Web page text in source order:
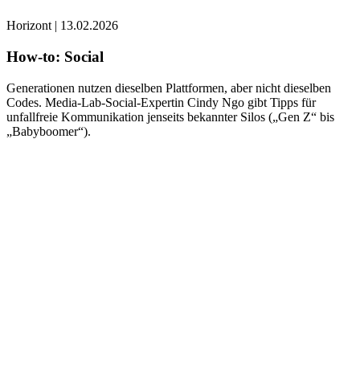
Horizont | 13.02.2026
How-to: Social
Generationen nutzen dieselben Plattformen, aber nicht dieselben
Codes. Media-Lab-Social-Expertin Cindy Ngo gibt Tipps für
unfallfreie Kommunikation jenseits bekannter Silos („Gen Z“ bis
„Babyboomer“).